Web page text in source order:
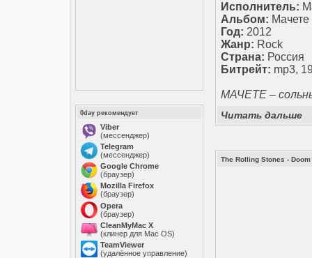
0day рекомендует
Viber
(мессенджер)
Telegram
(мессенджер)
Google Chrome
(браузер)
Mozilla Firefox
(браузер)
Opera
(браузер)
CleanMyMac X
(клинер для Mac OS)
TeamViewer
(удалённое управление)
Исполнитель:
Альбом: Мачете
Год: 2012
Жанр: Rock
Страна: Россия
Битрейт: mp3,
МАЧЕТЕ –
Читать дальше
The Rolling Stones -